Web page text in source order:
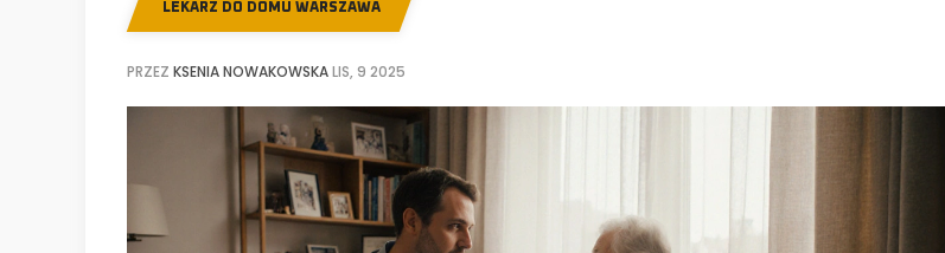
LEKARZ DO DOMU WARSZAWA
PRZEZ KSENIA NOWAKOWSKALIS, 9 2025